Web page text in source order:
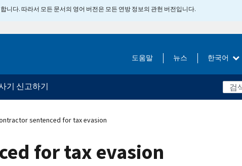
니다. 따라서 모든 문서의 영어 버전은 모든 연방 정보의 관헌 버전입니다.
도움말 뉴스 한국어
기 신고하기
sentenced for tax evasion
for tax evasion